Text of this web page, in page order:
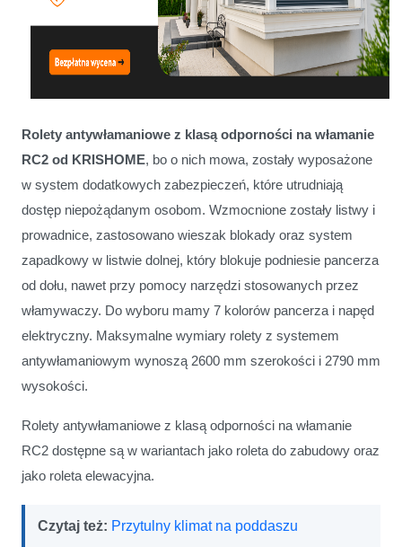
Rolety antywłamaniowe z klasą odporności na włamanie
RC2 od KRISHOME, bo o nich mowa, zostały wyposażone
w system dodatkowych zabezpieczeń, które utrudniają
dostęp niepożądanym osobom. Wzmocnione zostały listwy i
prowadnice, zastosowano wieszak blokady oraz system
zapadkowy w listwie dolnej, który blokuje podniesie pancerza
od dołu, nawet przy pomocy narzędzi stosowanych przez
włamywaczy. Do wyboru mamy 7 kolorów pancerza i napęd
elektryczny. Maksymalne wymiary rolety z systemem
antywłamaniowym wynoszą 2600 mm szerokości i 2790 mm
wysokości.
Rolety antywłamaniowe z klasą odporności na włamanie
RC2 dostępne są w wariantach jako roleta do zabudowy oraz
jako roleta elewacyjna.
Czytaj też: Przytulny klimat na poddaszu